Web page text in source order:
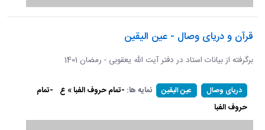
قرآن و دریای وصال - عین الیقین
برگرفته از بیانات استاد در دفتر آیت الله یعقوبی - رمضان 1401
دریای وصال عین الیقین نمایه ها: -تمام حروف الفبا » ع -تمام
حروف الفبا